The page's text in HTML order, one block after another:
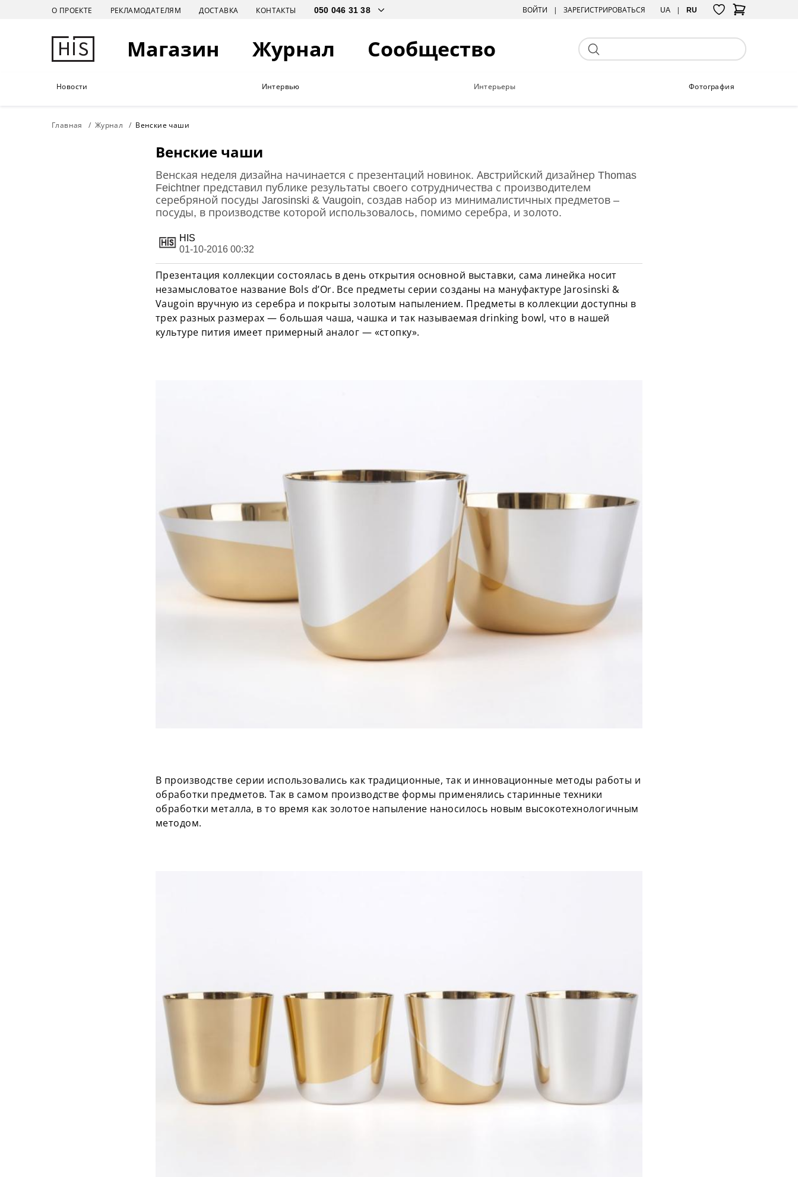
О ПРОЕКТЕ РЕКЛАМОДАТЕЛЯМ ДОСТАВКА КОНТАКТЫ ВОЙТИ ЗАРЕГИСТРИРОВАТЬСЯ UA RU
Магазин Журнал Сообщество
Новости Интервью Интерьеры Фотография
Главная Журнал Венские чаши
Венские чаши
Венская неделя дизайна начинается с презентаций новинок. Австрийский дизайнер Thomas
Feichtner представил публике результаты своего сотрудничества с производителем
серебряной посуды Jarosinski & Vaugoin, создав набор из минималистичных предметов –
посуды, в производстве которой использовалось, помимо серебра, и золото.
HIS
01-10-2016 00:32
Презентация коллекции состоялась в день открытия основной выставки, сама линейка носит
незамысловатое название Bols d’Or. Все предметы серии созданы на мануфактуре Jarosinski &
Vaugoin вручную из серебра и покрыты золотым напылением. Предметы в коллекции доступны в
трех разных размерах — большая чаша, чашка и так называемая drinking bowl, что в нашей
культуре пития имеет примерный аналог — «стопку».
В производстве серии использовались как традиционные, так и инновационные методы работы и
обработки предметов. Так в самом производстве формы применялись старинные техники
обработки металла, в то время как золотое напыление наносилось новым высокотехнологичным
методом.